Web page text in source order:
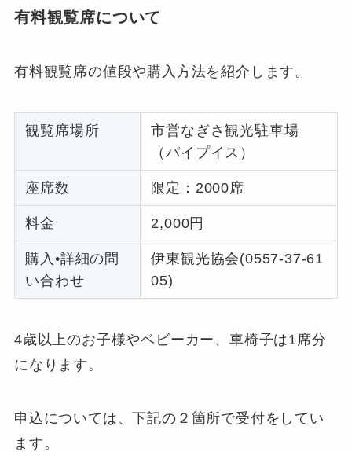
有料観覧席について
有料観覧席の値段や購入方法を紹介します。
観覧席場所
市営なぎさ観光駐車場
（パイプイス）
座席数 限定：2000席
料金 2,000円
購入•詳細の問
い合わせ
伊東観光協会(0557-37-61
05)
4歳以上のお子様やベビーカー、車椅子は1席分
になります。
申込については、下記の２箇所で受付をしてい
ます。